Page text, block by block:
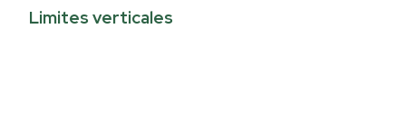
Limites verticales